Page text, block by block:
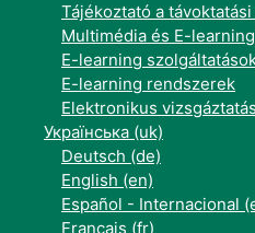
Tájékoztató a
Multimédia és E-
E-learning
E-learning rendszerek
Elektronikus vizsgáztatás
Українська ‎(uk)‎
Deutsch ‎(de)‎
English ‎(en)‎
Español - Internacional
Français ‎(fr)‎